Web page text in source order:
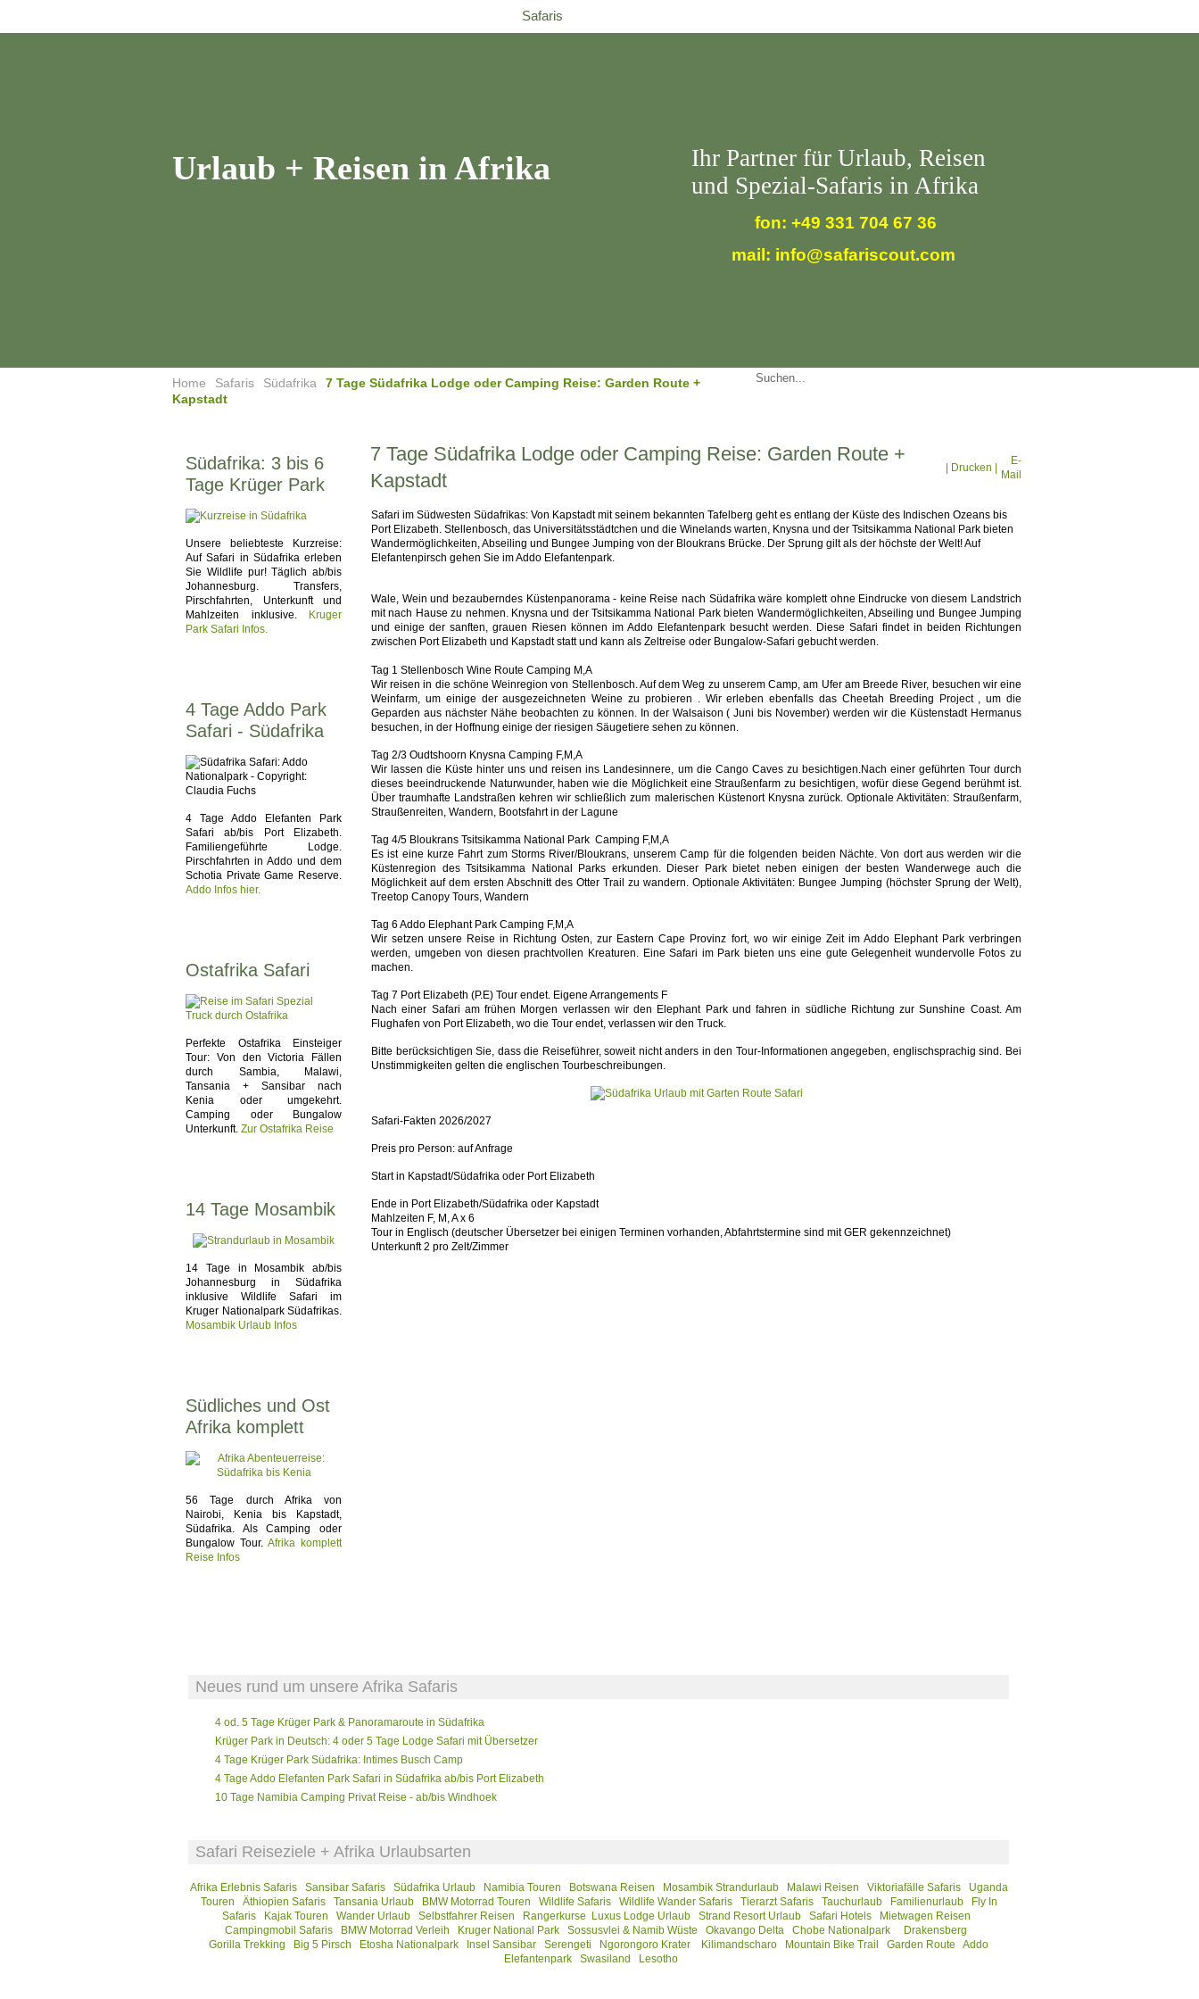
Safaris
Ihr Partner für Urlaub, Reisen
und Spezial-Safaris in Afrika
fon: +49 331 704 67 36
mail: info@safariscout.com
Urlaub + Reisen in Afrika
Home Safaris Südafrika
7 Tage Südafrika Lodge oder Camping Reise: Garden Route +
Kapstadt
Südafrika: 3 bis 6
Tage Krüger Park
Unsere beliebteste Kurzreise:
Auf Safari in Südafrika erleben
Sie Wildlife pur! Täglich ab/bis
Johannesburg. Transfers,
Pirschfahrten, Unterkunft und
Mahlzeiten inklusive.
Kruger
Park Safari Infos.
4 Tage Addo Park
Safari - Südafrika
4 Tage Addo Elefanten Park
Safari ab/bis Port Elizabeth.
Familiengeführte Lodge.
Pirschfahrten in Addo und dem
Schotia Private Game Reserve.
Addo Infos hier.
Ostafrika Safari
Perfekte Ostafrika Einsteiger
Tour: Von den Victoria Fällen
durch Sambia, Malawi,
Tansania + Sansibar nach
Kenia oder umgekehrt.
Camping oder Bungalow
Unterkunft. Zur Ostafrika Reise
14 Tage Mosambik
14 Tage in Mosambik ab/bis
Johannesburg in Südafrika
inklusive Wildlife Safari im
Kruger Nationalpark Südafrikas.
Mosambik Urlaub Infos
Südliches und Ost
Afrika komplett
56 Tage durch Afrika von
Nairobi, Kenia bis Kapstadt,
Südafrika. Als Camping oder
Bungalow Tour. Afrika komplett
Reise Infos
7 Tage Südafrika Lodge oder Camping Reise: Garden Route +
Kapstadt
| Drucken |
E-
Mail
Safari im Südwesten Südafrikas: Von Kapstadt mit seinem bekannten Tafelberg geht es entlang der Küste des Indischen Ozeans bis
Port Elizabeth. Stellenbosch, das Universitätsstädtchen und die Winelands warten, Knysna und der Tsitsikamma National Park bieten
Wandermöglichkeiten, Abseiling und Bungee Jumping von der Bloukrans Brücke. Der Sprung gilt als der höchste der Welt! Auf
Elefantenpirsch gehen Sie im Addo Elefantenpark.
Wale, Wein und bezauberndes Küstenpanorama - keine Reise nach Südafrika wäre komplett ohne Eindrucke von diesem Landstrich
mit nach Hause zu nehmen. Knysna und der Tsitsikamma National Park bieten Wandermöglichkeiten, Abseiling und Bungee Jumping
und einige der sanften, grauen Riesen können im Addo Elefantenpark besucht werden. Diese Safari findet in beiden Richtungen
zwischen Port Elizabeth und Kapstadt statt und kann als Zeltreise oder Bungalow-Safari gebucht werden.
Tag 1 Stellenbosch Wine Route Camping M,A
Wir reisen in die schöne Weinregion von Stellenbosch. Auf dem Weg zu unserem Camp, am Ufer am Breede River, besuchen wir eine
Weinfarm, um einige der ausgezeichneten Weine zu probieren . Wir erleben ebenfalls das Cheetah Breeding Project , um die
Geparden aus nächster Nähe beobachten zu können. In der Walsaison ( Juni bis November) werden wir die Küstenstadt Hermanus
besuchen, in der Hoffnung einige der riesigen Säugetiere sehen zu können.
Tag 2/3 Oudtshoorn Knysna Camping F,M,A
Wir lassen die Küste hinter uns und reisen ins Landesinnere, um die Cango Caves zu besichtigen.Nach einer geführten Tour durch
dieses beeindruckende Naturwunder, haben wie die Möglichkeit eine Straußenfarm zu besichtigen, wofür diese Gegend berühmt ist.
Über traumhafte Landstraßen kehren wir schließlich zum malerischen Küstenort Knysna zurück. Optionale Aktivitäten: Straußenfarm,
Straußenreiten, Wandern, Bootsfahrt in der Lagune
Tag 4/5 Bloukrans Tsitsikamma National Park Camping F,M,A
Es ist eine kurze Fahrt zum Storms River/Bloukrans, unserem Camp für die folgenden beiden Nächte. Von dort aus werden wir die
Küstenregion des Tsitsikamma National Parks erkunden. Dieser Park bietet neben einigen der besten Wanderwege auch die
Möglichkeit auf dem ersten Abschnitt des Otter Trail zu wandern. Optionale Aktivitäten: Bungee Jumping (höchster Sprung der Welt),
Treetop Canopy Tours, Wandern
Tag 6 Addo Elephant Park Camping F,M,A
Wir setzen unsere Reise in Richtung Osten, zur Eastern Cape Provinz fort, wo wir einige Zeit im Addo Elephant Park verbringen
werden, umgeben von diesen prachtvollen Kreaturen. Eine Safari im Park bieten uns eine gute Gelegenheit wundervolle Fotos zu
machen.
Tag 7 Port Elizabeth (P.E) Tour endet. Eigene Arrangements F
Nach einer Safari am frühen Morgen verlassen wir den Elephant Park und fahren in südliche Richtung zur Sunshine Coast. Am
Flughafen von Port Elizabeth, wo die Tour endet, verlassen wir den Truck.
Bitte berücksichtigen Sie, dass die Reiseführer, soweit nicht anders in den Tour-Informationen angegeben, englischsprachig sind. Bei
Unstimmigkeiten gelten die englischen Tourbeschreibungen.
Safari-Fakten 2026/2027
Preis pro Person: auf Anfrage
Start in Kapstadt/Südafrika oder Port Elizabeth
Ende in Port Elizabeth/Südafrika oder Kapstadt
Mahlzeiten F, M, A x 6
Tour in Englisch (deutscher Übersetzer bei einigen Terminen vorhanden, Abfahrtstermine sind mit GER gekennzeichnet)
Unterkunft 2 pro Zelt/Zimmer
Neues rund um unsere Afrika Safaris
4 od. 5 Tage Krüger Park & Panoramaroute in Südafrika
Krüger Park in Deutsch: 4 oder 5 Tage Lodge Safari mit Übersetzer
4 Tage Krüger Park Südafrika: Intimes Busch Camp
4 Tage Addo Elefanten Park Safari in Südafrika ab/bis Port Elizabeth
10 Tage Namibia Camping Privat Reise - ab/bis Windhoek
Safari Reiseziele + Afrika Urlaubsarten
Afrika Erlebnis Safaris Sansibar Safaris Südafrika Urlaub Namibia Touren Botswana Reisen Mosambik Strandurlaub Malawi Reisen Viktoriafälle Safaris
Uganda
Touren
Äthiopien Safaris Tansania Urlaub BMW Motorrad Touren Wildlife Safaris Wildlife Wander Safaris Tierarzt Safaris Tauchurlaub Familienurlaub
Fly In
Safaris
Kajak Touren Wander Urlaub Selbstfahrer Reisen Rangerkurse Luxus Lodge Urlaub Strand Resort Urlaub Safari Hotels
Mietwagen Reisen
Campingmobil Safaris
BMW Motorrad Verleih Kruger National Park Sossusvlei & Namib Wüste Okavango Delta Chobe Nationalpark
Drakensberg
Gorilla Trekking
Big 5 Pirsch Etosha Nationalpark Insel Sansibar Serengeti Ngorongoro Krater Kilimandscharo Mountain Bike Trail Garden Route
Addo
Elefantenpark
Swasiland Lesotho